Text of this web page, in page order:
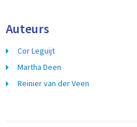
Auteurs
Cor Leguijt
Martha Deen
Reinier van der Veen